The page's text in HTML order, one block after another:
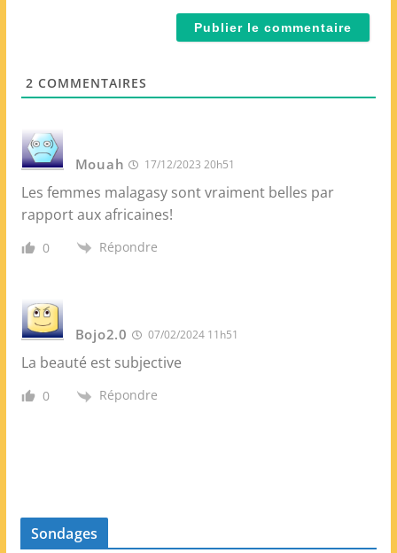
2 COMMENTAIRES
Mouah 17/12/2023 20h51
Les femmes malagasy sont vraiment belles par
rapport aux africaines!
0 Répondre
Bojo2.0 07/02/2024 11h51
La beauté est subjective
0 Répondre
Sondages